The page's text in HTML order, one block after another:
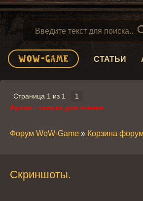
СТАТЬИ
Страница 1 из 1
1
Архив - только для чтения
Форум WoW-Game » Корзина
Скриншоты.